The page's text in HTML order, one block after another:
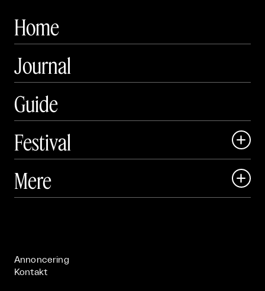
Home
Journal
Guide
Festival

 Art Matter Festival
Mere 
Annoncering
Kontakt